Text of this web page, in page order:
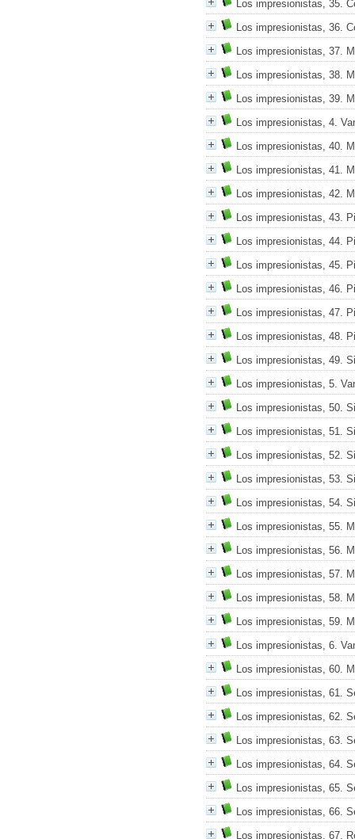
Los impresionistas, 35.
Los impresionistas, 36.
Los impresionistas, 37.
Los impresionistas, 38.
Los impresionistas, 39.
Los impresionistas, 4.
Los impresionistas, 40.
Los impresionistas, 41.
Los impresionistas, 42.
Los impresionistas, 43.
Los impresionistas, 44.
Los impresionistas, 45.
Los impresionistas, 46.
Los impresionistas, 47.
Los impresionistas, 48.
Los impresionistas, 49.
Los impresionistas, 5.
Los impresionistas, 50.
Los impresionistas, 51.
Los impresionistas, 52.
Los impresionistas, 53.
Los impresionistas, 54.
Los impresionistas, 55.
Los impresionistas, 56.
Los impresionistas, 57.
Los impresionistas, 58.
Los impresionistas, 59.
Los impresionistas, 6.
Los impresionistas, 60.
Los impresionistas, 61.
Los impresionistas, 62.
Los impresionistas, 63.
Los impresionistas, 64.
Los impresionistas, 65.
Los impresionistas, 66.
Los impresionistas, 67.